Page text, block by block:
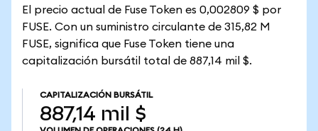
El precio actual de Fuse Token es 0,002809 $ por
FUSE. Con un suministro circulante de 315,82 M
FUSE, significa que Fuse Token tiene una
capitalización bursátil total de 887,14 mil $.
CAPITALIZACIÓN BURSÁTIL
887,14 mil $